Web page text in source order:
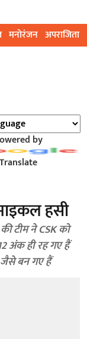
मनोरंजन अपराजिता
by
Translate
हसी
टीम ने CSK को
अंक ही रह गए हैं
बन गए हैं